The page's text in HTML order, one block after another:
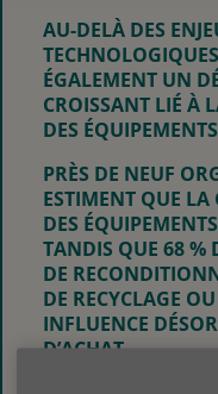
AU-DELÀ DES
ÉGALEMENT UN
CROISSANT LIÉ À
DES
PRÈS DE NEUF
ESTIMENT QUE LA
DES
TANDIS QUE 68 %
DE
DE RECYCLAGE
INFLUENCE
D’ACHAT.